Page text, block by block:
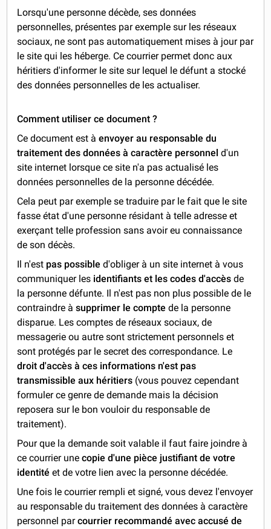
Lorsqu'une personne décède, ses données
personnelles, présentes par exemple sur les réseaux
sociaux, ne sont pas automatiquement mises à jour par
le site qui les héberge. Ce courrier permet donc aux
héritiers d'informer le site sur lequel le défunt a stocké
des données personnelles de les actualiser.
Comment utiliser ce document ?
Ce document est àenvoyer au responsable du
traitement des données à caractère personnel d'un
site internet lorsque ce site n'a pas actualisé les
données personnelles de la personne décédée.
Cela peut par exemple se traduire par le fait que le site
fasse état d'une personne résidant à telle adresse et
exerçant telle profession sans avoir eu connaissance
de son décès.
Il n'est pas possible d'obliger à un site internet à vous
communiquer les identifiants et les codes d'accès de
la personne défunte. Il n'est pas non plus possible de le
contraindre àsupprimer le compte de la personne
disparue. Les comptes de réseaux sociaux, de
messagerie ou autre sont strictement personnels et
sont protégés par le secret des correspondance. Le
droit d'accès à ces informations n'est pas
transmissible aux héritiers (vous pouvez cependant
formuler ce genre de demande mais la décision
reposera sur le bon vouloir du responsable de
traitement).
Pour que la demande soit valable il faut faire joindre à
ce courrier unecopie d'une pièce justifiant de votre
identité et de votre lien avec la personne décédée.
Une fois le courrier rempli et signé, vous devez l'envoyer
au responsable du traitement des données à caractère
personnel parcourrier recommandé avec accusé de